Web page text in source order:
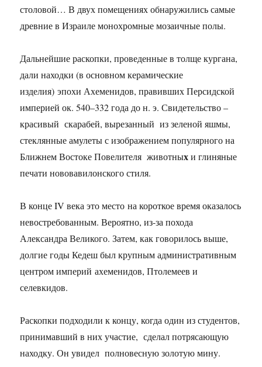
столовой… В двух помещениях обнаружились самые
древние в Израиле монохромные мозаичные полы.
Дальнейшие раскопки, проведенные в толще кургана,
дали находки (в основном керамические
изделия) эпохи Ахеменидов, правивших Персидской
империей ок. 540–332 года до н. э. Свидетельство –
красивый скарабей, вырезанный из зеленой яшмы,
стеклянные амулеты с изображением популярного на
Ближнем Востоке Повелителя животныхи глиняные
печати нововавилонского стиля.
В конце IV века это место на короткое время оказалось
невостребованным. Вероятно, из-за похода
Александра Великого. Затем, как говорилось выше,
долгие годы Кедеш был крупным административным
центром империй ахеменидов, Птолемеев и
селевкидов.
Раскопки подходили к концу, когда один из студентов,
принимавший в них участие, сделал потрясающую
находку. Он увидел полновесную золотую мину.